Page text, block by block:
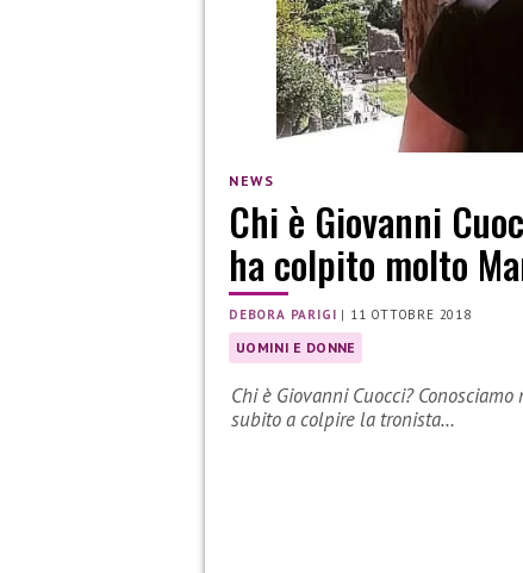
NEWS
Chi è Giovanni
ha colpito molto
DEBORA PARIGI | 11 OTTOBRE 2018
UOMINI E DONNE
Chi è Giovanni Cuocci?
subito a colpire la tronista…